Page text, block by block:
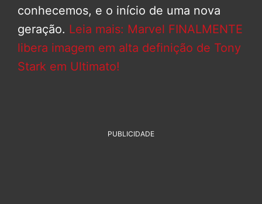
conhecemos, e o início de uma nova
geração. Leia mais: Marvel FINALMENTE
libera imagem em alta definição de Tony
Stark em Ultimato!
PUBLICIDADE